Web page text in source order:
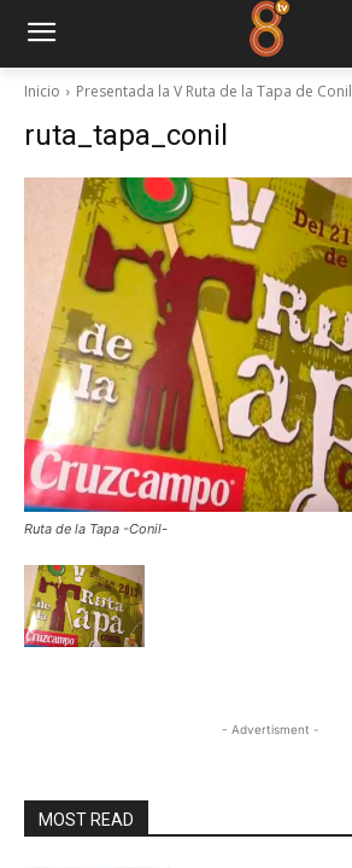
Inicio Presentada la V Ruta de la Tapa de Conil
ruta_tapa_conil
Ruta de la Tapa -Conil-
- Advertisment -
MOST READ